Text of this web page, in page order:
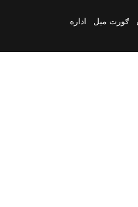
ګورت میل اداره